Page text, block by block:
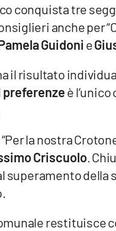
conquista tre
anche per
Guidonie
il risultato
preferenzeè
la nostra
Criscuolo.
superamento
restituisce